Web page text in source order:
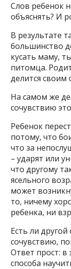
Слов ребенок
объяснять? И
В результате
большинство
кусать маму,
питомца.
делится своим
На самом же
сочувствию
Ребенок
потому, что
что за
– ударят или
что другому
ясельного
может
то, ничему
ребенка, ни
Есть ли
сочувствию,
Ответ прост: в
способа